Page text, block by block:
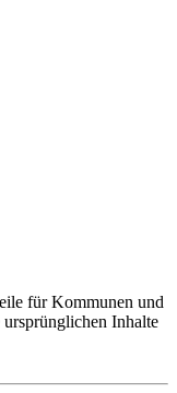
für Kommunen und
Inhalte